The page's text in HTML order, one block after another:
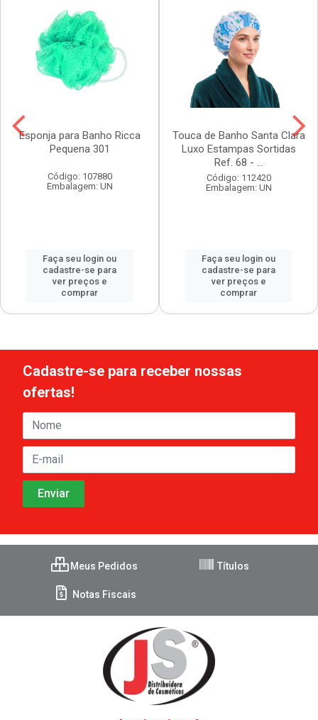
Esponja para Banho Ricca
Pequena 301
Código: 107880
Embalagem: UN
Faça seu login ou
cadastre-se para
ver preços e
comprar
Touca de Banho Santa Clara
Luxo Estampas Sortidas
Ref. 68 - ...
Código: 112420
Embalagem: UN
Faça seu login ou
cadastre-se para
ver preços e
comprar
Cadastre-se para receber nossas
ofertas!
Meus Pedidos Títulos
Notas Fiscais